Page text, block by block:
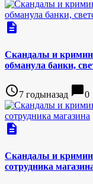
description
Скандалы и
обманула банки,
access_time7 годыназад chat_bubble0
description
Скандалы и
сотрудника